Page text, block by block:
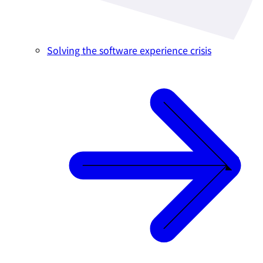
Solving the software experience crisis